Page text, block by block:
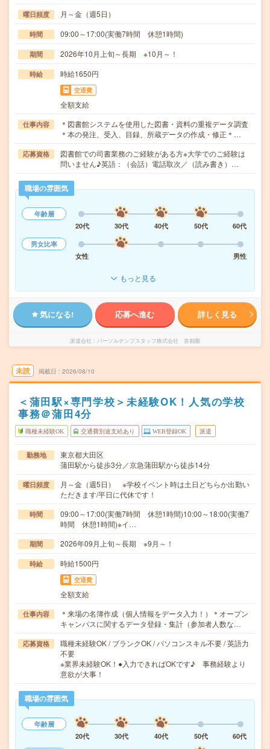
曜日頻度 月～金（週5日）
時間 09:00～17:00(実働7時間 休憩1時間)
期間 2026年10月上旬～長期 ※10月～！
時給 時給1650円
交通費
全額支給
仕事内容
＊図書館システムを使用した図書・資料の重複データ調査
＊本の発注、受入、目録、所蔵データの作成・修正＊…
応募資格
図書館での司書業務のご経験がある方※大学でのご経験は
問いません♪英語：（会話）電話取次／（読み書き）…
職場の雰囲気
年齢層
20代
30代 40代 50代
60代
男女比率
女性
男性
もっと見る
気になる! 応募へ進む 詳しく見る
派遣会社 パーソルテンプスタッフ株式会社 首都圏
未読 掲載日 2026/08/10
＜蒲田駅×専門学校＞未経験OK！人気の学校
事務＠蒲田4分
職種未経験OK 交通費別途支給あり WEB登録OK 派遣
勤務地
東京都大田区
蒲田駅から徒歩3分／京急蒲田駅から徒歩14分
曜日頻度
月～金（週5日） ※学校イベント時は土日どちらか出勤い
ただきます/平日に代休です！
時間
09:00～17:00(実働7時間 休憩1時間)10:00～18:00(実働7
時間 休憩1時間)※イ…
期間 2026年09月上旬～長期 ※9月～！
時給 時給1500円
交通費
全額支給
仕事内容
＊来場の名簿作成（個人情報をデータ入力！）＊オープン
キャンパスに関するデータ登録・集計（参加者人数な…
応募資格
職種未経験OK / ブランクOK / パソコンスキル不要 / 英語力
不要
※業界未経験OK！●入力できればOKです♪ 事務経験より
意欲が大事！
職場の雰囲気
年齢層
20代
30代 40代 50代
60代